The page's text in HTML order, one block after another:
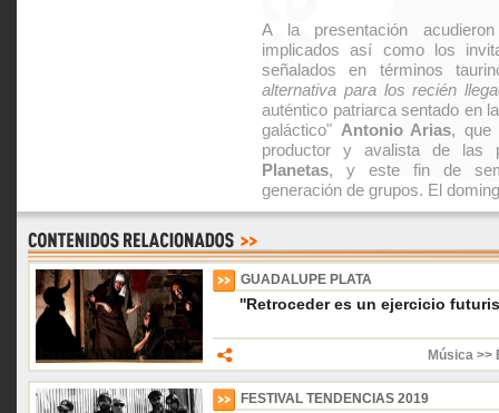
A la presentación
implicados así como los
señalados en términos
alternativa para los recién
auténtico patriarca sentado en
galáctico" Antonio Arias, que
productor y avalista de las
Planetas, y este fin de
generación de grupos. El
GUADALUPE PLATA
''Retroceder es un ejercicio
Música >>
FESTIVAL TENDENCIAS 2019